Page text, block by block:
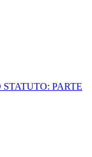
PARTE